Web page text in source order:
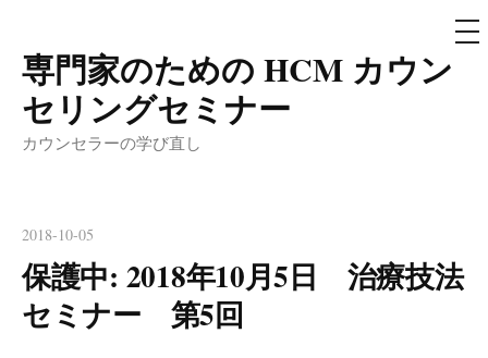
コ
ン
テ
ン
ス
キ
ッ
プ
専門家のための HCM カウン
セリングセミナー
カウンセラーの学び直し
メ
ニ
2018-10-05
保護中: 2018年10月5日 治療技法
セミナー 第5回